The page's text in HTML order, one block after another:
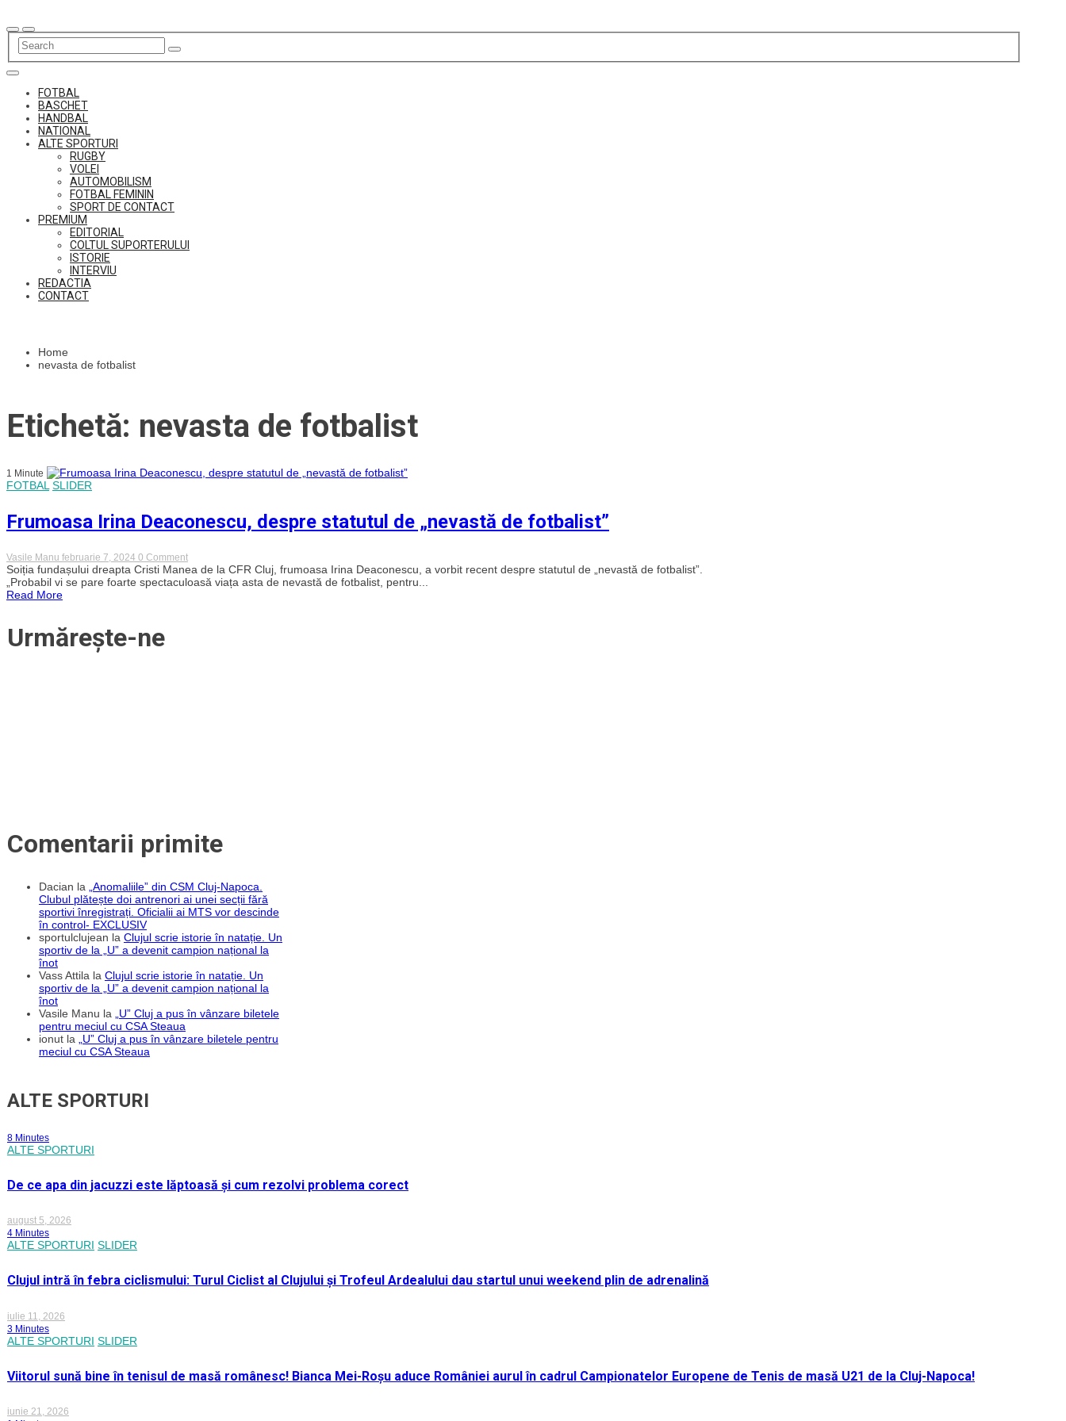
to
content
FOTBAL
BASCHET
HANDBAL
NATIONAL
ALTE SPORTURI
RUGBY
VOLEI
AUTOMOBILISM
FOTBAL FEMININ
SPORT DE CONTACT
PREMIUM
EDITORIAL
COLTUL SUPORTERULUI
ISTORIE
INTERVIU
REDACTIA
CONTACT
Home
nevasta de fotbalist
Etichetă: nevasta de fotbalist
1 Minute
FOTBAL SLIDER
Frumoasa Irina Deaconescu, despre statutul de „nevastă de fotbalist”
Vasile Manu februarie 7, 2024 0 Commenton
Frumoasa
Irina
Deaconescu,
Soiția fundașului dreapta Cristi Manea de la CFR Cluj, frumoasa Irina Deaconescu, a vorbit recent despre statutul de „nevastă de fotbalist”.
„Probabil vi se pare foarte spectaculoasă viața asta de nevastă de fotbalist, pentru...
Read More
Urmărește-ne
Comentarii primite
Dacian la
„Anomaliile” din CSM Cluj-Napoca.
Clubul plătește doi antrenori ai unei secții fără
sportivi înregistrați. Oficialii ai MTS vor descinde
în control- EXCLUSIV
sportulclujean la Clujul scrie istorie în natație. Un
sportiv de la „U” a devenit campion național la
înot
Vass Attila la Clujul scrie istorie în natație. Un
sportiv de la „U” a devenit campion național la
înot
Vasile Manu la
„U” Cluj a pus în vânzare biletele
pentru meciul cu CSA Steaua
ionut la
„U” Cluj a pus în vânzare biletele pentru
meciul cu CSA Steaua
ALTE SPORTURI
8 Minutes
ALTE SPORTURI
De ce apa din jacuzzi este lăptoasă și cum rezolvi problema corect
august 5, 2026
4 Minutes
ALTE SPORTURI SLIDER
Clujul intră în febra ciclismului: Turul Ciclist al Clujului și Trofeul Ardealului dau startul unui weekend plin de adrenalină
iulie 11, 2026
3 Minutes
ALTE SPORTURI SLIDER
Viitorul sună bine în tenisul de masă românesc! Bianca Mei-Roșu aduce României aurul în cadrul Campionatelor Europene de Tenis de masă U21 de la Cluj-Napoca!
iunie 21, 2026